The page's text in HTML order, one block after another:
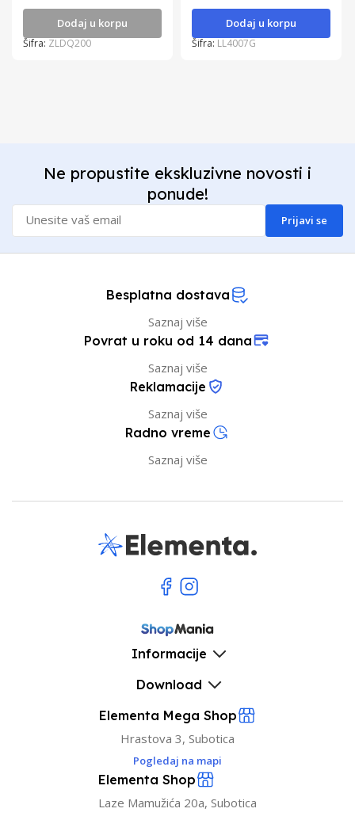
Dodaj u korpu
Šifra: ZLDQ200
Dodaj u korpu
Šifra: LL4007G
Ne propustite ekskluzivne novosti i
ponude!
Prijavi se
Besplatna dostava
Saznaj više
Povrat u roku od 14 dana
Saznaj više
Reklamacije
Saznaj više
Radno vreme
Saznaj više
Informacije
Download
Elementa Mega Shop
Hrastova 3, Subotica
Pogledaj na mapi
Elementa Shop
Laze Mamužića 20a, Subotica